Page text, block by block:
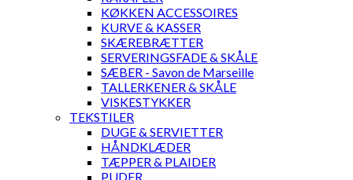
KØKKEN ACCESSOIRES
KURVE & KASSER
SKÆREBRÆTTER
SERVERINGSFADE & SKÅLE
SÆBER - Savon de Marseille
TALLERKENER & SKÅLE
VISKESTYKKER
TEKSTILER
DUGE & SERVIETTER
HÅNDKLÆDER
TÆPPER & PLAIDER
PUDER